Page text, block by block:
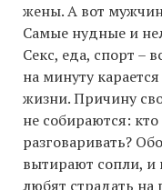
жены. А вот
Самые нудные и
Секс, еда, спорт –
на минуту
жизни. Причину
не собираются:
разговаривать?
вытирают сопли, и
любят страдать на